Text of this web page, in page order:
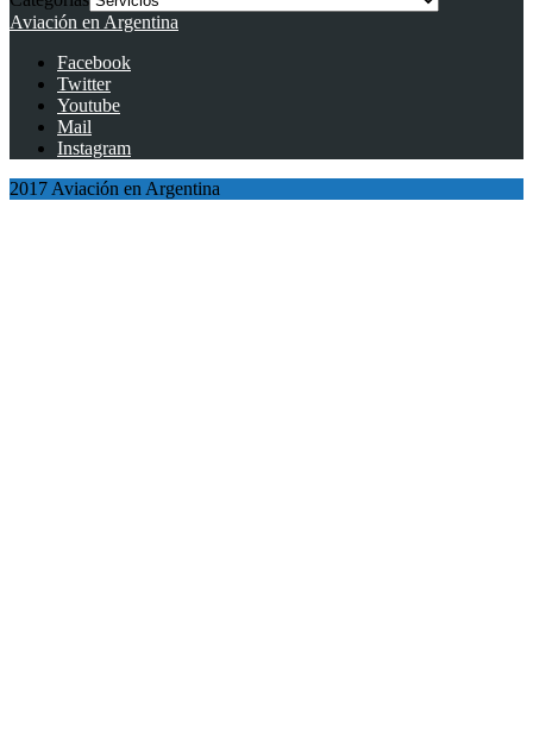
Aviación en Argentina
Facebook
Twitter
Youtube
Mail
Instagram
2017 Aviación en Argentina